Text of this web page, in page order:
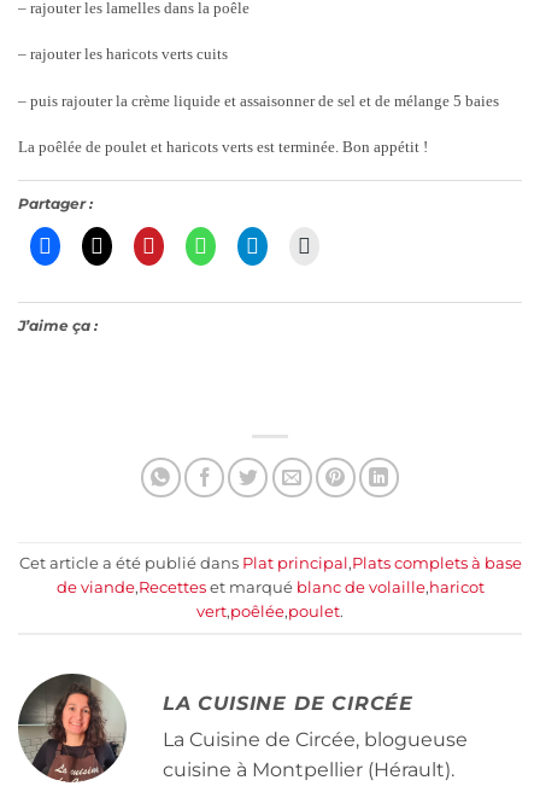
– rajouter les lamelles dans la poêle
– rajouter les haricots verts cuits
– puis rajouter la crème liquide et assaisonner de sel et de mélange 5 baies
La poêlée de poulet et haricots verts est terminée. Bon appétit !
Partager :
J’aime ça :
Cet article a été publié dans Plat principal ,Plats complets à base
de viande,Recetteset marqué blanc de volaille,haricot
vert,poêlée,poulet.
LA CUISINE DE CIRCÉE
La Cuisine de Circée, blogueuse
cuisine à Montpellier (Hérault).